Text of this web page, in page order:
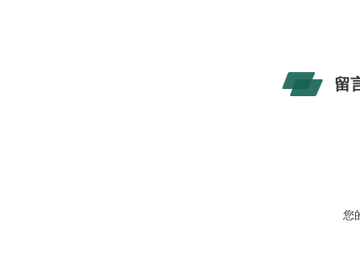
留
您